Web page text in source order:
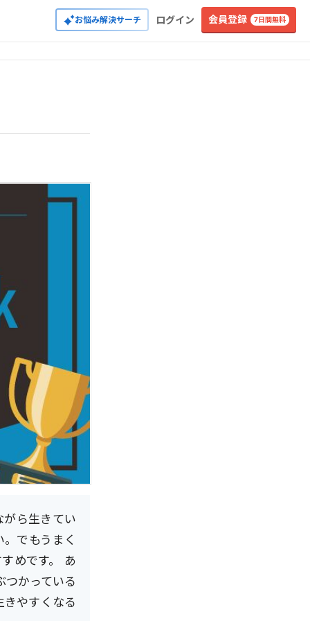
お悩み解決サーチ ログイン 会員登録 7日間無料
ら生きてい
でもうまく
めです。 あ
つかっている
やすくなる